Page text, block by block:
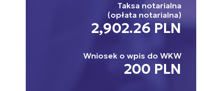
Taksa notarialna
(opłata notarialna)
2,902.26 PLN
Wniosek o wpis do WKW
200 PLN